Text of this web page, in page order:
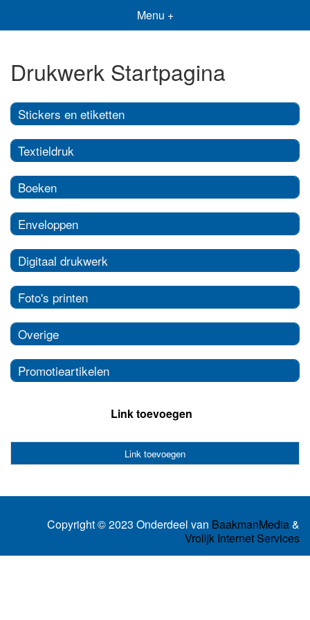
Menu +
Drukwerk Startpagina
Stickers en etiketten
Textieldruk
Boeken
Enveloppen
Digitaal drukwerk
Foto's printen
Overige
Promotieartikelen
Link toevoegen
Link toevoegen
Copyright © 2023 Onderdeel van BaakmanMedia&
Vrolijk Internet Services